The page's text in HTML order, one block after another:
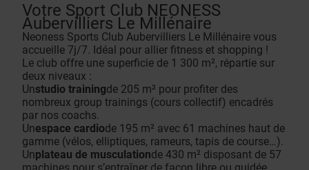
Votre Sport Club NEONESS
Aubervilliers Le Millénaire
Neoness Sports Club Aubervilliers Le Millénaire vous
accueille 7j/7. Idéal pour allier fitness et shopping !
Le club offre une superficie de 1 300 m², répartie sur
deux niveaux :
Unstudio trainingde 205 m² pour profiter des
nombreux group trainings (cours collectif) encadrés
par nos coachs.
Unespace cardiode 195 m² avec 61 machines haut de
gamme (vélos, elliptiques, rameurs, tapis de course…).
Unplateau de musculationde 430 m² disposant de 57